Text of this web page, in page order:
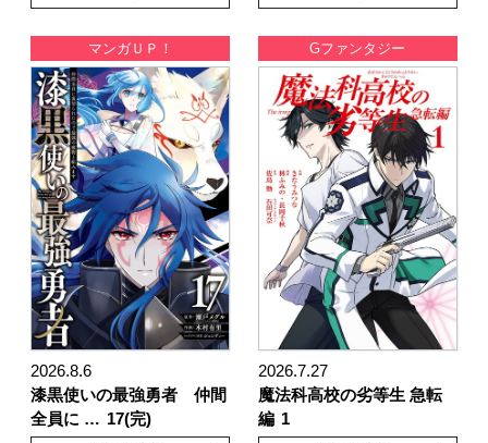
マンガＵＰ！
2026.8.6
漆黒使いの最強勇者 仲間
全員に … 17(完)
Gファンタジー
2026.7.27
魔法科高校の劣等生 急転
編 1